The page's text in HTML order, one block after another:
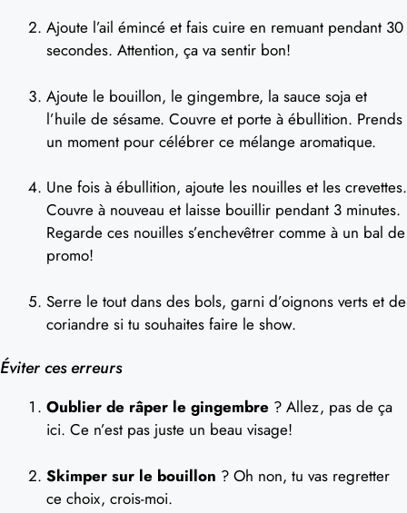
Ajoute l’ail émincé et fais cuire en remuant pendant 30
secondes. Attention, ça va sentir bon!
Ajoute le bouillon, le gingembre, la sauce soja et
l’huile de sésame. Couvre et porte à ébullition. Prends
un moment pour célébrer ce mélange aromatique.
Une fois à ébullition, ajoute les nouilles et les crevettes.
Couvre à nouveau et laisse bouillir pendant 3 minutes.
Regarde ces nouilles s’enchevêtrer comme à un bal de
promo!
Serre le tout dans des bols, garni d’oignons verts et de
coriandre si tu souhaites faire le show.
Éviter ces erreurs
Oublier de râper le gingembre ? Allez, pas de ça
ici. Ce n’est pas juste un beau visage!
Skimper sur le bouillon ? Oh non, tu vas regretter
ce choix, crois-moi.